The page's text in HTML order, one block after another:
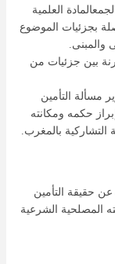
العلمية
بجزئيات الموضوع
والمبنى.
بين جزئيات من
مسألة التأمين
حكمه ومكانته
التشاركية بالمغرب.
حقيقة التأمين
المصلحية الشرعية